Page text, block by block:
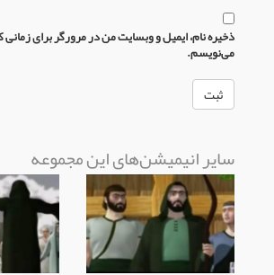
ذخیره نام، ایمیل و وبسایت من در مرورگر برای
می‌نویسم.
سایر انیمیشن‌های این مجموعه